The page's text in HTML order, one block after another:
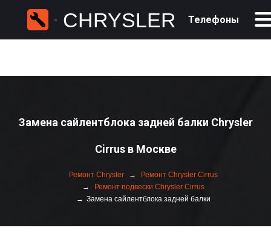
CHRYSLER Телефоны
Замена сайлентблока задней балки Chrysler
Cirrus в Москве
Ремонт Chrysler
Ремонт Chrysler Cirrus
Ремонт подвески Chrysler Cirrus
Замена сайлентблока задней балки